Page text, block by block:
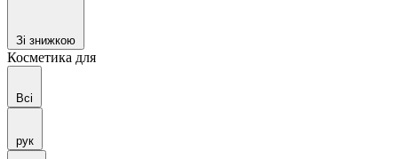
Зі знижкою
Косметика для
Всі
рук